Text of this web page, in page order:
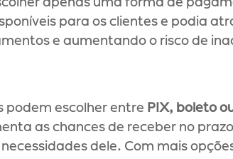
apenas uma forma de
para os clientes e podia
e aumentando o risco de
podem escolher entre PIX, boleto
as chances de receber no
dele. Com mais